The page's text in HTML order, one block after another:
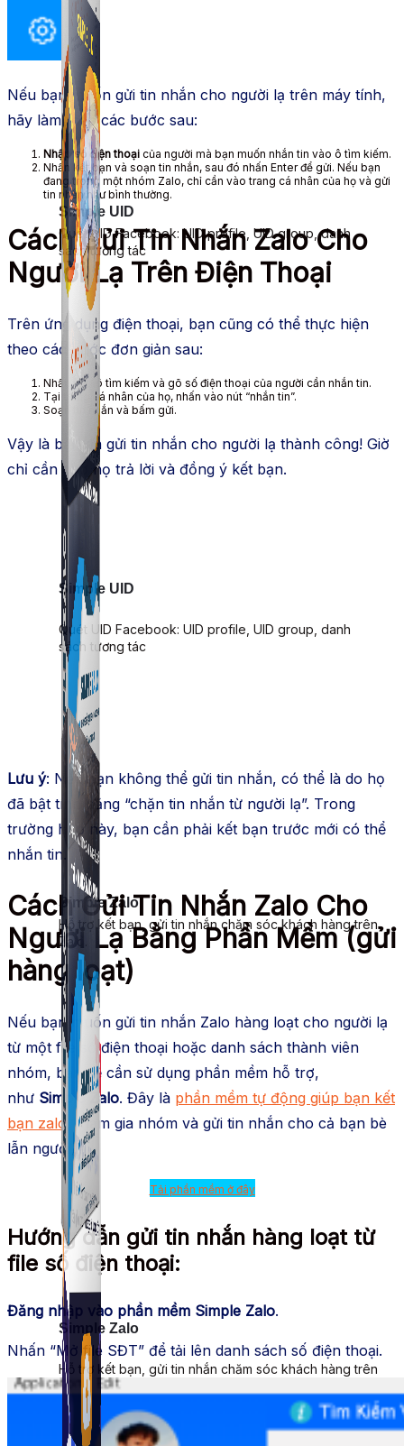
Simple UID
Quét UID Facebook: UID profile, UID group, danh
sách tương tác
Simple Zalo
Hỗ trợ kết bạn, gửi tin nhắn chăm sóc khách hàng trên
Zalo.
Simple UID
Quét UID Facebook: UID profile, UID group, danh
sách tương tác
Simple Zalo
Hỗ trợ kết bạn, gửi tin nhắn chăm sóc khách hàng trên
Zalo.
Nếu bạn muốn gửi tin nhắn cho người lạ trên máy tính,
hãy làm theo các bước sau:
Nhập số điện thoại của người mà bạn muốn nhắn tin vào ô tìm kiếm.
Nhấn kết bạn và soạn tin nhắn, sau đó nhấn Enter để gửi. Nếu bạn
đang trong một nhóm Zalo, chỉ cần vào trang cá nhân của họ và gửi
tin nhắn như bình thường.
Cách Gửi Tin Nhắn Zalo Cho
Người Lạ Trên Điện Thoại
Trên ứng dụng điện thoại, bạn cũng có thể thực hiện
theo các bước đơn giản sau:
Nhấn vào ô tìm kiếm và gõ số điện thoại của người cần nhắn tin.
Tại trang cá nhân của họ, nhấn vào nút “nhắn tin”.
Soạn tin nhắn và bấm gửi.
Vậy là bạn đã gửi tin nhắn cho người lạ thành công! Giờ
chỉ cần chờ họ trả lời và đồng ý kết bạn.
Lưu ý: Nếu bạn không thể gửi tin nhắn, có thể là do họ
đã bật tính năng “chặn tin nhắn từ người lạ”. Trong
trường hợp này, bạn cần phải kết bạn trước mới có thể
nhắn tin.
Cách Gửi Tin Nhắn Zalo Cho
Người Lạ Bằng Phần Mềm (gửi
hàng loạt)
Nếu bạn muốn gửi tin nhắn Zalo hàng loạt cho người lạ
từ một file số điện thoại hoặc danh sách thành viên
nhóm, bạn sẽ cần sử dụng phần mềm hỗ trợ,
như Simple Zalo. Đây là phần mềm tự động giúp bạn kết
bạn zalo , tham gia nhóm và gửi tin nhắn cho cả bạn bè
lẫn người lạ.
Tải phần mềm ở đây
Hướng dẫn gửi tin nhắn hàng loạt từ
file số điện thoại:
Đăng nhập vào phần mềm Simple Zalo.
Nhấn “Mở file SĐT” để tải lên danh sách số điện thoại.